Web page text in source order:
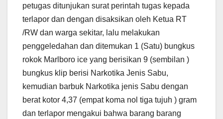
petugas ditunjukan surat perintah tugas kepada
terlapor dan dengan disaksikan oleh Ketua RT
/RW dan warga sekitar, lalu melakukan
penggeledahan dan ditemukan 1 (Satu) bungkus
rokok Marlboro ice yang berisikan 9 (sembilan )
bungkus klip berisi Narkotika Jenis Sabu,
kemudian barbuk Narkotika jenis Sabu dengan
berat kotor 4,37 (empat koma nol tiga tujuh ) gram
dan terlapor mengakui bahwa barang barang